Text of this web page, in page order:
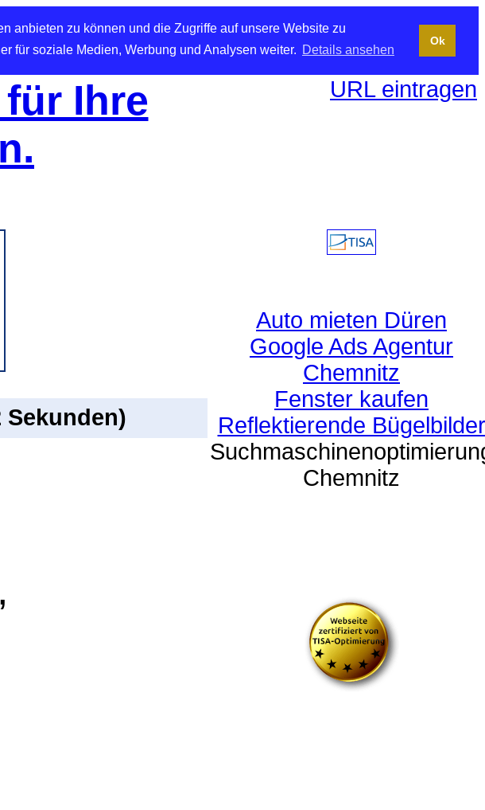
anbieten zu können und die Zugriffe auf unsere Website zu
für soziale Medien, Werbung und Analysen weiter. Details ansehen
Ok
Ihre
URL eintragen
Sekunden)
,
Auto mieten Düren
Google Ads Agentur
Chemnitz
Fenster kaufen
Reflektierende Bügelbilder
Chemnitz